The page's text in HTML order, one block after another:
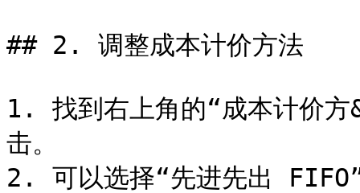
## 2. 调整成本计价方法
1. 找到右上角的“成本计价
击。
2. 可以选择“先进先出